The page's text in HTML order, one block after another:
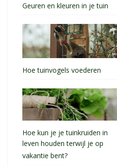
Geuren en kleuren in je tuin
Hoe tuinvogels voederen
Hoe kun je je tuinkruiden in
leven houden terwijl je op
vakantie bent?